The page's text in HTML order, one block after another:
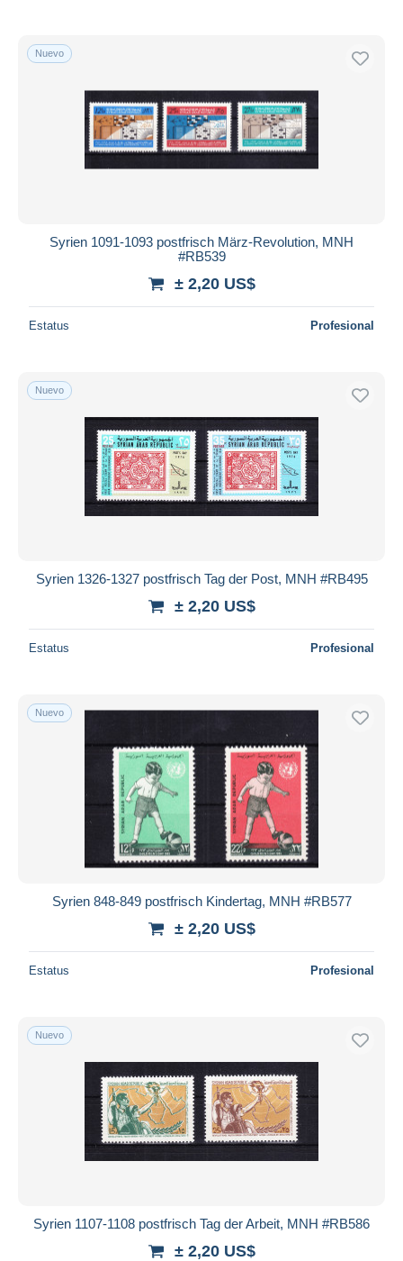
Nuevo
Syrien 1091-1093 postfrisch März-Revolution, MNH
#RB539
± 2,20 US$
Estatus Profesional
Nuevo
Syrien 1326-1327 postfrisch Tag der Post, MNH #RB495
± 2,20 US$
Estatus Profesional
Nuevo
Syrien 848-849 postfrisch Kindertag, MNH #RB577
± 2,20 US$
Estatus Profesional
Nuevo
Syrien 1107-1108 postfrisch Tag der Arbeit, MNH #RB586
± 2,20 US$